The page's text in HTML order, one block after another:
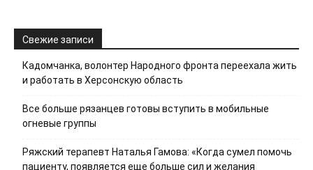
Свежие записи
Кадомчанка, волонтер Народного фронта переехала жить
и работать в Херсонскую область
Все больше рязанцев готовы вступить в мобильные
огневые группы
Ряжский терапевт Наталья Гамова: «Когда сумел помочь
пациенту, появляется еще больше сил и желания